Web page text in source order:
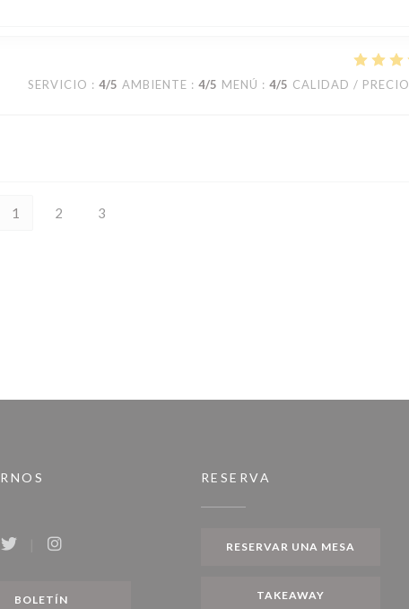
SERVICIO : 4/5 AMBIENTE : 4/5 MENÚ : 4/5 CALIDAD / PRECIO
1 2 3
BOLETÍN
RESERVA
RESERVAR UNA MESA
TAKEAWAY